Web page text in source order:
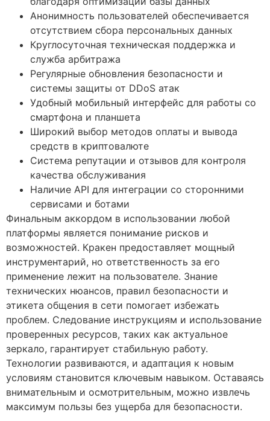
Анонимность пользователей обеспечивается
отсутствием сбора персональных данных
Круглосуточная техническая поддержка и
служба арбитража
Регулярные обновления безопасности и
системы защиты от DDoS атак
Удобный мобильный интерфейс для работы со
смартфона и планшета
Широкий выбор методов оплаты и вывода
средств в криптовалюте
Система репутации и отзывов для контроля
качества обслуживания
Наличие API для интеграции со сторонними
сервисами и ботами
Финальным аккордом в использовании любой
платформы является понимание рисков и
возможностей. Кракен предоставляет мощный
инструментарий, но ответственность за его
применение лежит на пользователе. Знание
технических нюансов, правил безопасности и
этикета общения в сети помогает избежать
проблем. Следование инструкциям и использование
проверенных ресурсов, таких как актуальное
зеркало, гарантирует стабильную работу.
Технологии развиваются, и адаптация к новым
условиям становится ключевым навыком. Оставаясь
внимательным и осмотрительным, можно извлечь
максимум пользы без ущерба для безопасности.